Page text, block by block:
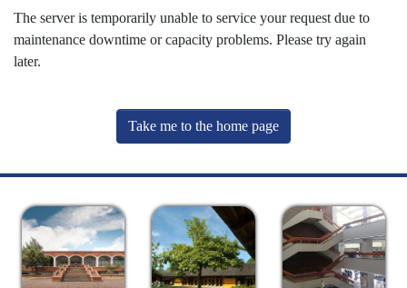
The server is temporarily unable to service your request due to
maintenance downtime or capacity problems. Please try again
later.
Take me to the home page